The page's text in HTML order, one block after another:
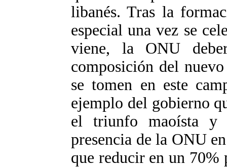
libanés. Tras la
especial una vez se
viene, la ONU
composición del
se tomen en este
ejemplo del gobierno
el triunfo maoísta y
presencia de la ONU
que reducir en un 70%